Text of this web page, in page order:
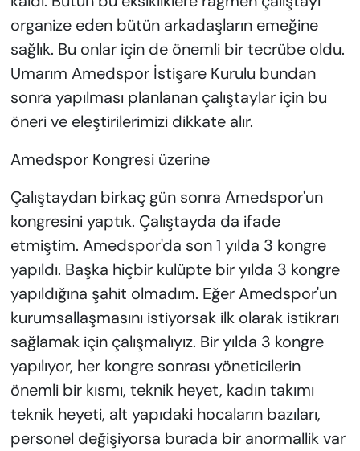
organize eden bütün arkadaşların emeğine
sağlık. Bu onlar için de önemli bir tecrübe oldu.
Umarım Amedspor İstişare Kurulu bundan
sonra yapılması planlanan çalıştaylar için bu
öneri ve eleştirilerimizi dikkate alır.
Amedspor Kongresi üzerine
Çalıştaydan birkaç gün sonra Amedspor'un
kongresini yaptık. Çalıştayda da ifade
etmiştim. Amedspor'da son 1 yılda 3 kongre
yapıldı. Başka hiçbir kulüpte bir yılda 3 kongre
yapıldığına şahit olmadım. Eğer Amedspor'un
kurumsallaşmasını istiyorsak ilk olarak istikrarı
sağlamak için çalışmalıyız. Bir yılda 3 kongre
yapılıyor, her kongre sonrası yöneticilerin
önemli bir kısmı, teknik heyet, kadın takımı
teknik heyeti, alt yapıdaki hocaların bazıları,
personel değişiyorsa burada bir anormallik var